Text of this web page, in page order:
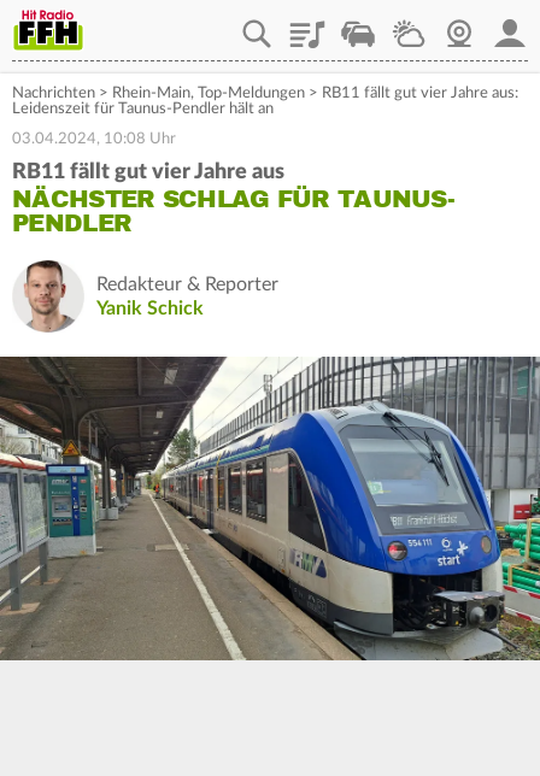
PlaylistStaupilotWetterWebcam
Nachrichten > Rhein-Main, Top-Meldungen > RB11 fällt gut vier Jahre aus:
Leidenszeit für Taunus-Pendler hält an
03.04.2024, 10:08 Uhr
RB11 fällt gut vier Jahre aus
NÄCHSTER SCHLAG FÜR TAUNUS-
PENDLER
Redakteur & Reporter
Yanik Schick